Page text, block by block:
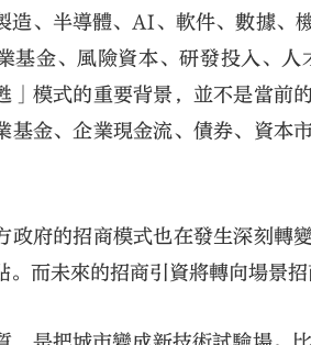
造、半導體、AI、軟件、數據、
基金、風險資本、研發投入、
」模式的重要背景，並不是當
基金、企業現金流、債券、資本
政府的招商模式也在發生深刻轉
。而未來的招商引資將轉向場景招